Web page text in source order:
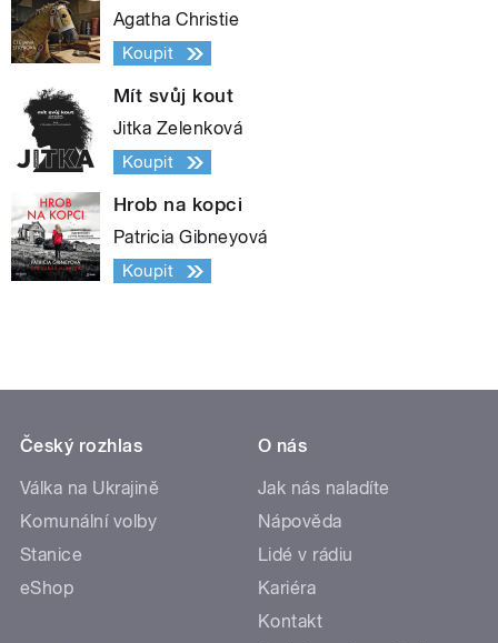
Agatha Christie
Koupit
Mít svůj kout
Jitka Zelenková
Koupit
Hrob na kopci
Patricia Gibneyová
Koupit
Český rozhlas
Válka na Ukrajině
Komunální volby
Stanice
eShop
O nás
Jak nás naladíte
Nápověda
Lidé v rádiu
Kariéra
Kontakt